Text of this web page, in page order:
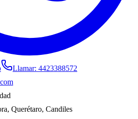
Llamar: 4423388572
Querétaro, Candiles